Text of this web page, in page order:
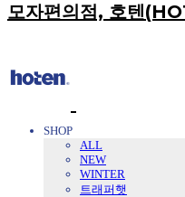
모자편의점, 호텐
SHOP
ALL
NEW
WINTER
트래퍼햇